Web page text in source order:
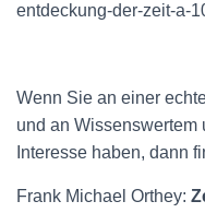
entdeckung-der-zeit-a-
Wenn Sie an einer
und an Wissenswertem
Interesse haben, dann
Frank Michael Orthey: